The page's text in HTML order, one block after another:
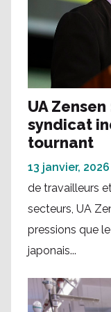
UA
syndicat
tournant
13 janvier, 2026
de travailleurs
secteurs, UA
pressions que
japonais...